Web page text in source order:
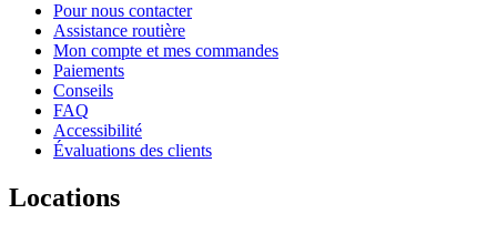
Pour nous contacter
Assistance routière
Mon compte et mes commandes
Paiements
Conseils
FAQ
Accessibilité
Évaluations des clients
Locations